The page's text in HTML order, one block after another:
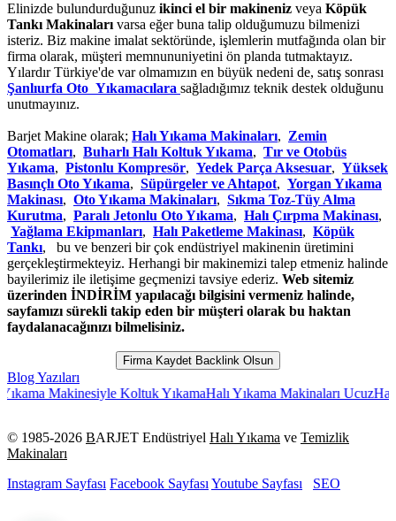
Elinizde bulundurduğunuz ikinci el bir makineniz veya Köpük
Tankı Makinalarıvarsa eğer buna talip olduğumuzu bilmenizi
isteriz. Biz makine imalat sektöründe, işlemlerin mutfağında olan bir
firma olarak, müşteri memnununiyetini ön planda tutmaktayız.
Yılardır Türkiye'de var olmamızın en büyük nedeni de, satış sonrası
Şanlıurfa Oto Yıkamacılara sağladığımız teknik destek olduğunu
unutmayınız.
Barjet Makine olarak; Halı Yıkama Makinaları, Zemin
Otomatları, Buharlı Halı Koltuk Yıkama, Tır ve Otobüs
Yıkama, Pistonlu Kompresör, Yedek Parça Aksesuar, Yüksek
Basınçlı Oto Yıkama, Süpürgeler ve Ahtapot, Yorgan Yıkama
Makinası, Oto Yıkama Makinaları, Sıkma Toz-Tüy Alma
Kurutma, Paralı Jetonlu Oto Yıkama, Halı Çırpma Makinası,
Yağlama Ekipmanları, Halı Paketleme Makinası, Köpük
Tankı, bu ve benzeri bir çok endüstriyel makinenin üretimini
gerçekleştirmekteyiz. Herhangi bir makinemizi talep etmeniz halinde
bayilerimiz ile iletişime geçmenizi tavsiye ederiz. Web sitemiz
üzerinden İNDİRİM yapılacağı bilgisini vermeniz halinde,
sayfamızı sürekli takip eden bir müşteri olarak bu haktan
faydalanacağınızı bilmelisiniz.
Firma Kaydet Backlink Olsun
Blog Yazıları
Makinesiyle Koltuk YıkamaHalı Yıkama Makinaları UcuzHalı
© 1985-2026 BARJET Endüstriyel Halı Yıkama ve Temizlik
Makinaları
Instagram Sayfası Facebook SayfasıYoutube Sayfası SEO